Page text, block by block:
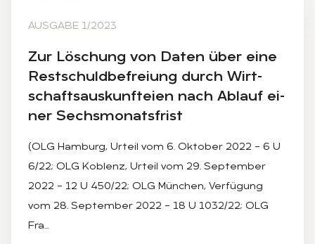
AUSGABE 1/2023
Zur Lö­schung von Da­ten über eine
Rest­schuld­be­frei­ung durch Wirt­
schafts­aus­kunftei­en nach Ab­lauf ei­
ner Sechs­mo­nats­frist
(OLG Hamburg, Urteil vom 6. Oktober 2022 – 6 U
6/22; OLG Koblenz, Urteil vom 29. September
2022 – 12 U 450/22; OLG München, Verfügung
vom 28. September 2022 – 18 U 1032/22; OLG
Fra…